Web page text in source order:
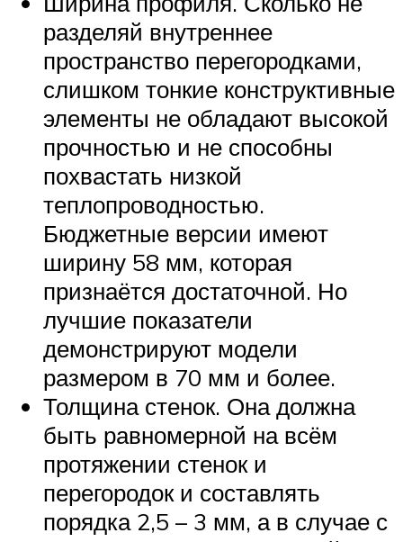
разделяй внутреннее
пространство перегородками,
слишком тонкие конструктивные
элементы не обладают высокой
прочностью и не способны
похвастать низкой
теплопроводностью.
Бюджетные версии имеют
ширину 58 мм, которая
признаётся достаточной. Но
лучшие показатели
демонстрируют модели
размером в 70 мм и более.
Толщина стенок. Она должна
быть равномерной на всём
протяжении стенок и
перегородок и составлять
порядка 2,5 – 3 мм, а в случае с